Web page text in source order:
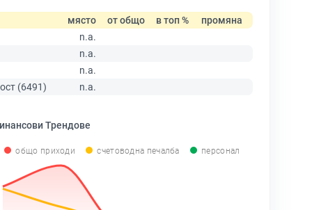
място от общо в топ %
промяна
n.a.
n.a.
n.a.
(6491)
n.a.
Трендове
общо приходи счетоводна печалба персонал